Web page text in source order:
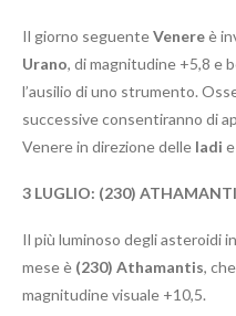
Il giorno seguenteVenereè
Urano, di magnitudine +5,8 e
l’ausilio di uno strumento.
successive consentiranno di
Venere in direzione delle Iadi
3 LUGLIO: (230)
Il più luminoso degli asteroidi
mese è (230) Athamantis,
magnitudine visuale +10,5.